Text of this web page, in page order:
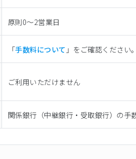
原則0〜2営業日
「手数料について 」をご確認ください。
ご利用いただけません
関係銀行（中継銀行・受取銀行）の手